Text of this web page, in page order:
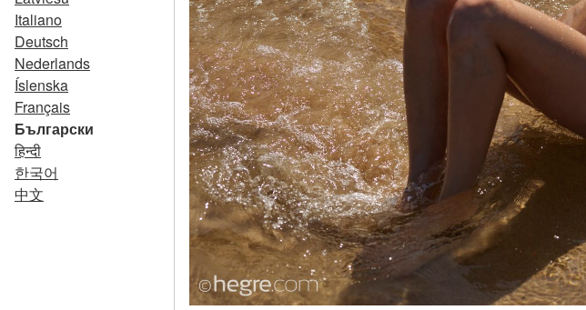
Italiano
Deutsch
Nederlands
Íslenska
Français
Български
हिन्दी
한국어
中文